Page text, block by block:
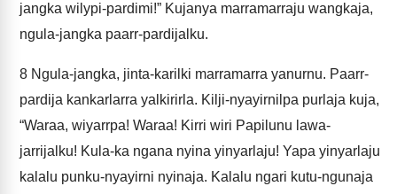
jangka wilypi-pardimi!” Kujanya marramarraju wangkaja,
ngula-jangka paarr-pardijalku.
8 Ngula-jangka, jinta-karilki marramarra yanurnu. Paarr-
pardija kankarlarra yalkirirla. Kilji-nyayirnilpa purlaja kuja,
“Waraa, wiyarrpa! Waraa! Kirri wiri Papilunu lawa-
jarrijalku! Kula-ka ngana nyina yinyarlaju! Yapa yinyarlaju
kalalu punku-nyayirni nyinaja. Kalalu ngari kutu-ngunaja